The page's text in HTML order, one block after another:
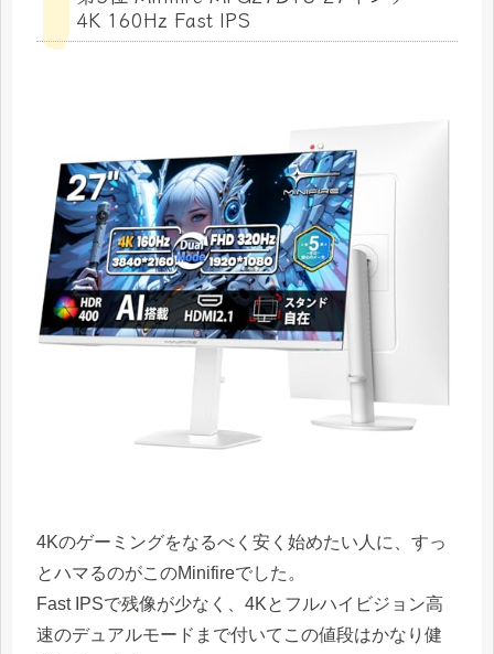
4K 160Hz Fast IPS
4Kのゲーミングをなるべく安く始めたい人に、すっ
とハマるのがこのMinifireでした。
Fast IPSで残像が少なく、4Kとフルハイビジョン高
速のデュアルモードまで付いてこの値段はかなり健